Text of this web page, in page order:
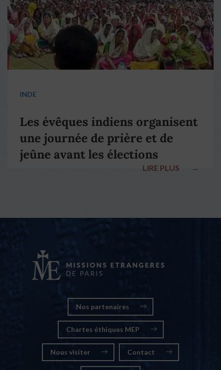
INDE
Les évêques indiens organisent
une journée de prière et de
jeûne avant les élections
LIRE PLUS →
Nos partenaires
Chartes éthiques MEP
Nous visiter Contact